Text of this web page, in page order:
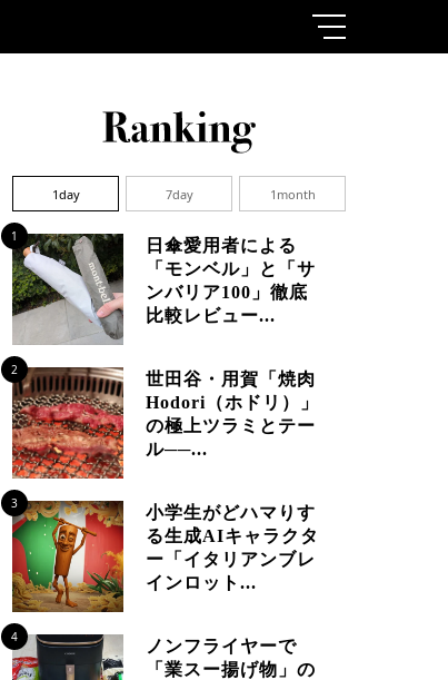
1day 7day 1month
1
日傘愛用者による
「モンベル」と「サ
ンバリア100」徹底
比較レビュー...
2
世田谷・用賀「焼肉
Hodori（ホドリ）」
の極上ツラミとテー
ル──...
3
小学生がどハマりす
る生成AIキャラクタ
ー「イタリアンブレ
インロット...
4
ノンフライヤーで
「業スー揚げ物」の